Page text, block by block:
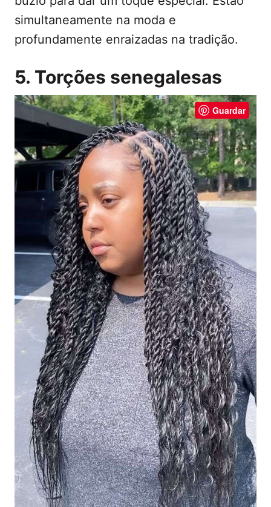
simultaneamente na moda e
profundamente enraizadas na tradição.
5. Torções senegalesas
Guardar